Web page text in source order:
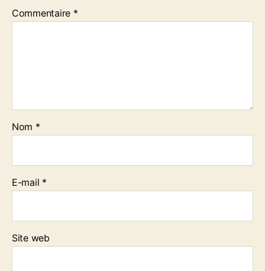
Commentaire *
Nom *
E-mail *
Site web